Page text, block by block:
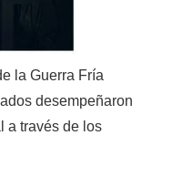
la Guerra Fría
desempeñaron
a través de los